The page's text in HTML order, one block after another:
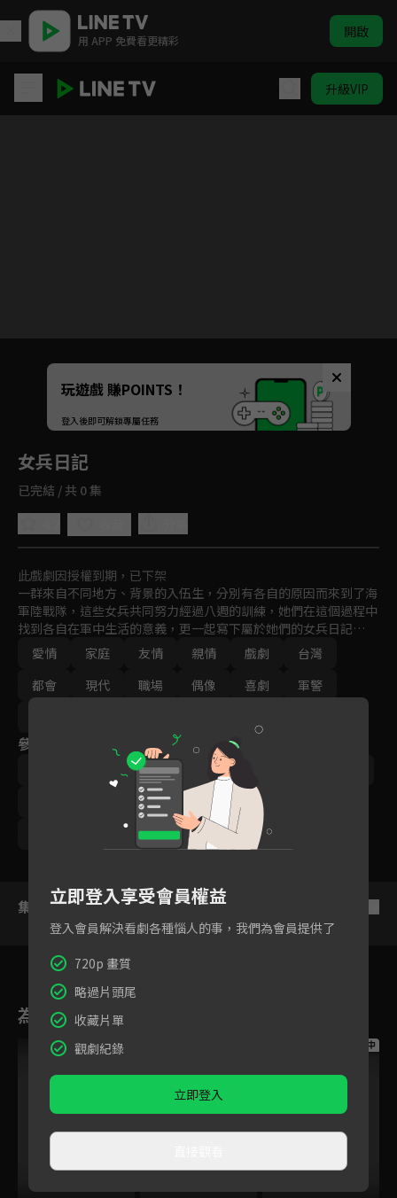
用 APP 免費看更精彩 開啟
升級VIP
Unmute
如有不便請見諒
玩遊戲 賺POINTS！
登入後即可解鎖專屬任務
女兵日記
已完結 / 共 0 集
此戲劇因授權到期，已下架
一群來自不同地方、背景的入伍生，分別有各自的原因而來到了海
軍陸戰隊，這些女兵共同努力經過八週的訓練，她們在這個過程中
找到各自在軍中生活的意義，更一起寫下屬於她們的女兵日記…
愛情
家庭 友情 親情 戲劇
台灣
都會
現代 職場 偶像 喜劇
軍警
參與演員
‬陳謙文 羅平 楊晴
鯰魚哥林建予
王上菲 游小白
集數列表
為您推薦
跟播中 跟播中
立即登入享受會員權益
登入會員解決看劇各種惱人的事，我們為會員提供了
720p 畫質
略過片頭尾
收藏片單
觀劇紀錄
立即登入